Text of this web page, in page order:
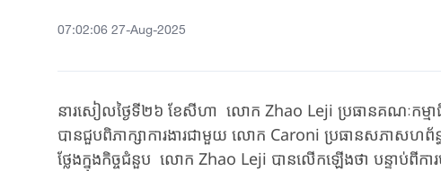
07:02:06 27-Aug-2025
នារសៀលថ្ងៃទី២៦​ ខែសីហា​​​ លោក​ Zhao Leji ប្រធានគណៈកម្មា
បានជួបពិភាក្សាការងារជាមួយ លោក​ Caroni ប្រធានសភាសហព័
ថ្លែងក្នុងកិច្ចជំនួប​​ លោក Zhao Leji បានលើកឡើងថា បន្ទាប់ពីក